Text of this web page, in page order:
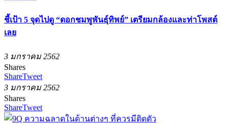
ชี้เป้า 5 จุดไปดู “ดอกชมพูพันธุ์ทิพย์” เตรียมกล้องและท่าโพสต์
เลย
3 มกราคม 2562
Shares
ShareTweet
3 มกราคม 2562
Shares
ShareTweet